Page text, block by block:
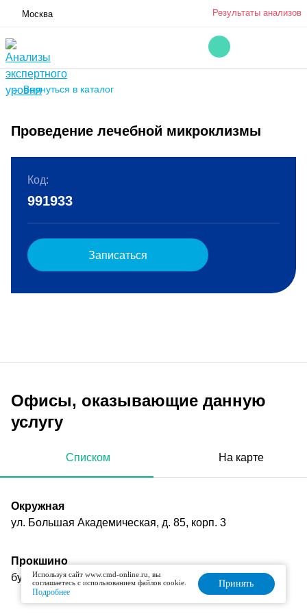
Москва Результаты анализов
← Вернуться в каталог
Проведение лечебной микроклизмы
Код:
991933
Записаться
Офисы, оказывающие данную
услугу
Списком На карте
Окружная
ул. Большая Академическая, д. 85, корп. 3
Прокшино
бульвар Веласкеса, д. 6
Используя сайт www.cmd-online.ru, вы
соглашаетесь с использованием файлов cookie.
Подробнее
Принять